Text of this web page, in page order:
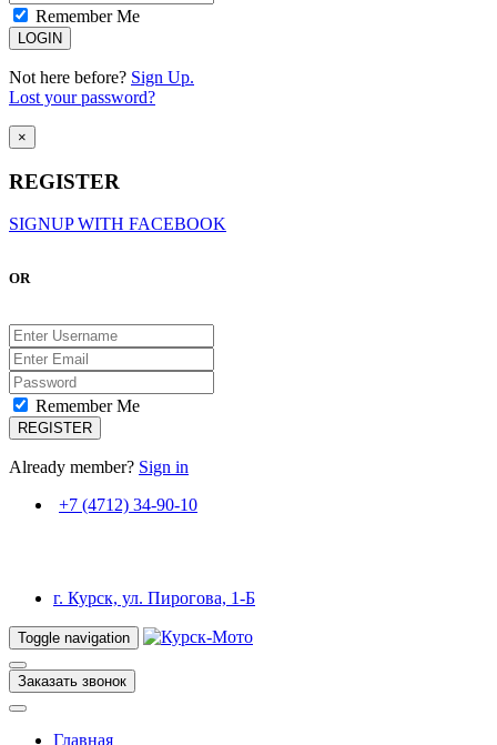
Remember Me
Not here before? Sign Up.
Lost your password?
×
REGISTER
SIGNUP WITH FACEBOOK
OR
Remember Me
Already member? Sign in
+7 (4712) 34-90-10
г. Курск, ул. Пирогова, 1-Б
Toggle navigation
Заказать звонок
Главная